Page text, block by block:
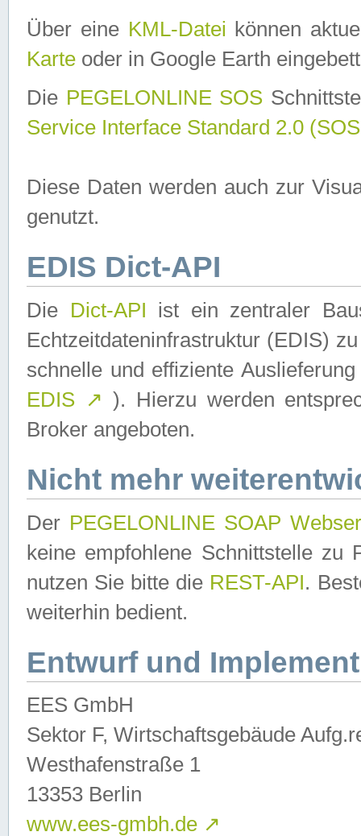
Über eine KML-Datei können
Karte oder in Google Earth
Die PEGELONLINE SOS
Service Interface Standard 2.0
Diese Daten werden auch zur
genutzt.
EDIS Dict-API
Die Dict-API ist ein zentraler
Echtzeitdateninfrastruktur (EDIS)
schnelle und effiziente
EDIS ↗ ). Hierzu werden
Broker angeboten.
Nicht mehr
Der PEGELONLINE SOAP
keine empfohlene Schnittstelle zu
nutzen Sie bitte die REST-API.
weiterhin bedient.
Entwurf und
EES GmbH
Sektor F, Wirtschaftsgebäude
Westhafenstraße 1
13353 Berlin
www.ees-gmbh.de ↗